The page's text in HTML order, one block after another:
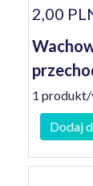
2,00
1
Dodaj